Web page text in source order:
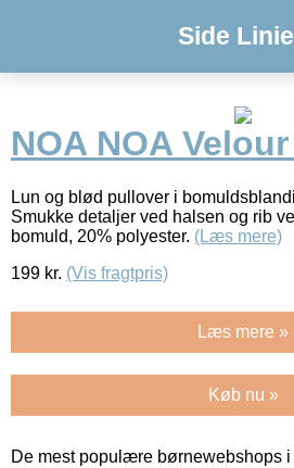
Side
NOA NOA
Lun og blød pullover i
Smukke detaljer ved halsen og rib
bomuld, 20% polyester. (Læs mere)
199 kr. (Vis fragtpris)
Læs mere »
Køb nu »
De mest populære børnewebshops